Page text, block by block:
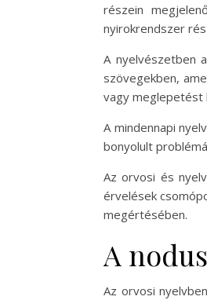
részein
nyirokrendszer
A nyelvészetben
szövegekben,
vagy meglepetést
A mindennapi
bonyolult
Az orvosi és
érvelések
megértésében.
A
Az orvosi